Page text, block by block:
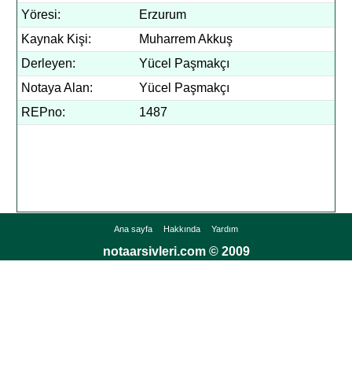
Yöresi:
Erzurum
Kaynak Kişi:
Muharrem Akkuş
Derleyen:
Yücel Paşmakçı
Notaya Alan:
Yücel Paşmakçı
REPno:
1487
Ana sayfa Hakkında Yardım
notaarsivleri.com © 2009